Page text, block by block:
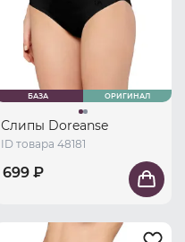
БАЗА ОРИГИНАЛ
Слипы Doreanse
ID товара 48181
699 ₽